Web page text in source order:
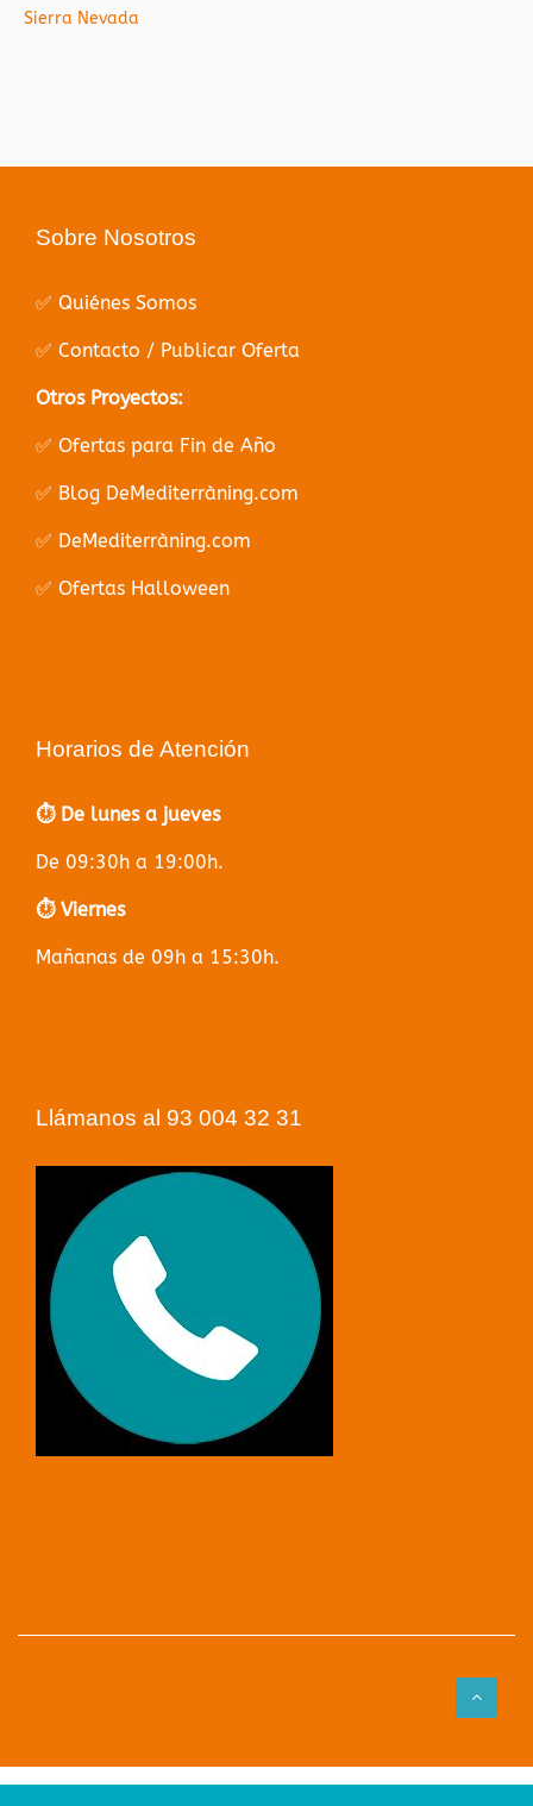
Sierra Nevada
Sobre Nosotros
✅ Quiénes Somos
✅ Contacto / Publicar Oferta
Otros Proyectos:
✅ Ofertas para Fin de Año
✅ Blog DeMediterràning.com
✅ DeMediterràning.com
✅ Ofertas Halloween
Horarios de Atención
⏱️ De lunes a jueves
De 09:30h a 19:00h.
⏱️ Viernes
Mañanas de 09h a 15:30h.
Llámanos al 93 004 32 31